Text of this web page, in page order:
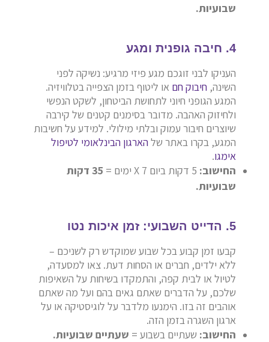
שבועיות.
4. חיבה גופנית ומגע
העניקו לבני זוגכם מגע פיזי מרגיע: נשיקה לפני
השינה, חיבוק חם או ליטוף בזמן הצפייה בטלוויזיה.
המגע הגופני חיוני לתחושת הביטחון, לשקט הנפשי
ולחיזוק האהבה. מדובר בסימנים קטנים של קירבה
שיוצרים חיבור עמוק ובלתי מילולי. למידע על חשיבות
המגע, בקרו באתר שלהארגון הבינלאומי לטיפול
אימגו.
החישוב:
35 דקות
שבועיות.
5. הדייט השבועי: זמן איכות נטו
קבעו זמן קבוע בכל שבוע שמוקדש רק לשניכם –
ללא ילדים, חברים או הסחות דעת. צאו למסעדה,
לטיול או לבית קפה, והתמקדו בשיחות על השאיפות
שלכם, על הדברים שאתם גאים בהם ועל מה שאתם
אוהבים זה בזו. הימנעו מלדבר על לוגיסטיקה או על
ארגון השגרה בזמן הזה.
החישוב: שעתיים בשבוע = שעתיים שבועיות.